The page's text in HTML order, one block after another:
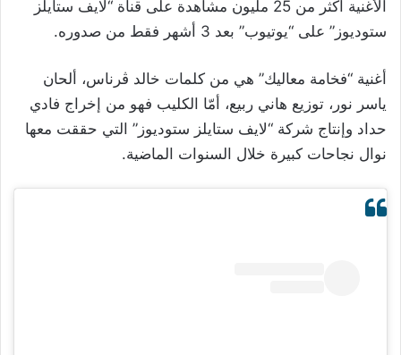
الأغنية أكثر من 25 مليون مشاهدة على قناة “لايف ستايلز
ستوديوز” على “يوتيوب” بعد 3 أشهر فقط من صدوره.
أغنية “فخامة معاليك” هي من كلمات خالد ڤرناس، ألحان
ياسر نور، توزيع هاني ربيع، أمّا الكليب فهو من إخراج فادي
حداد وإنتاج شركة “لايف ستايلز ستوديوز” التي حققت معها
نوال نجاحات كبيرة خلال السنوات الماضية.